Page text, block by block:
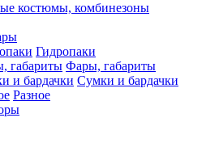
костюмы, комбинезоны
Гидропаки
Фары, габариты
Сумки и бардачки
Разное